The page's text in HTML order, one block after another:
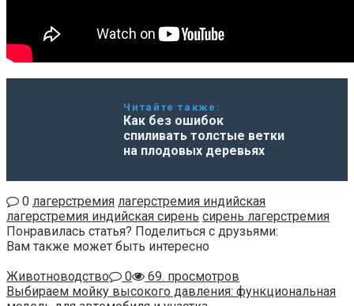
Читайте также:
Как без ошибок
спиливать толстые ветки
на плодовых деревьях
0 лагерстремия лагерстремия индийская
лагерстремия индийская сирень сирень лагерстремия
Понравилась статья? Поделиться с друзьями:
Вам также может быть интересно
Животноводство
0
69. просмотров
Выбираем мойку высокого давления: функциональная